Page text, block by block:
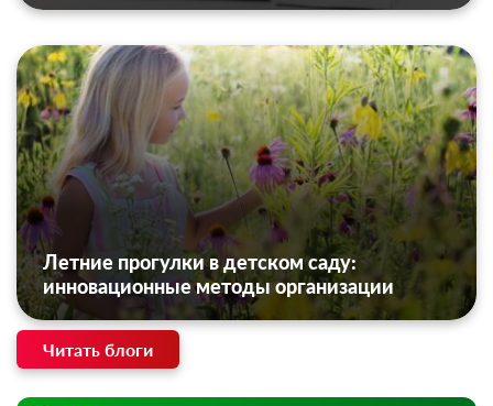
Летние прогулки в детском саду:
инновационные методы организации
Читать блоги